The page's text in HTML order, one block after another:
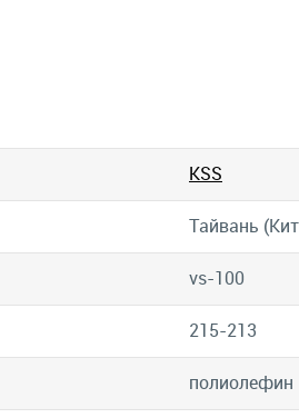
KSS
Тайвань
vs-100
215-213
полиолефин